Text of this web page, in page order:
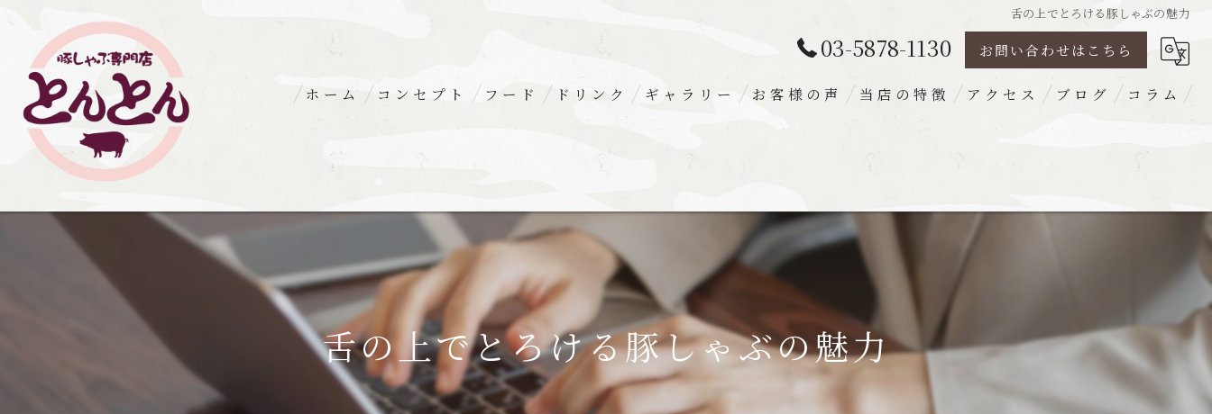
舌の上でとろける豚しゃぶの魅力
03-5878-1130 お問い合わせはこちら
ホーム コンセプト フード ドリンク ギャラリー お客様の声 当店の特徴
豚肉
宴会
梅出汁
アクセス ブログ コラム
舌の上でとろける豚しゃぶの魅力